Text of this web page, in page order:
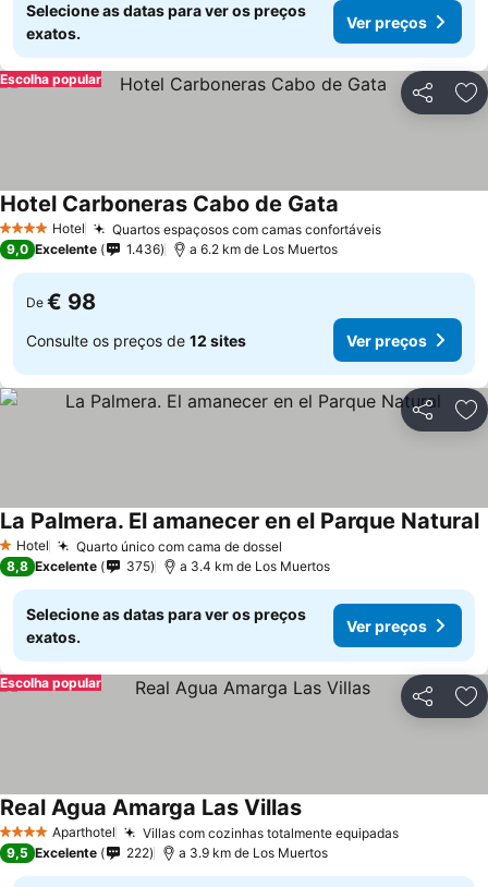
Selecione as datas para ver os preços
exatos.
Ver preços
Partilhar
Escolha popular
4 EstrelasHotel Quartos espaçosos com camas confortáveis
Hotel Carboneras Cabo de Gata
9,0 Excelente 1.436 a 6.2 km de Los Muertos
De € 98
Consulte os preços de 12 sites Ver preços
Partilhar
1 Estrelas
Hotel Quarto único com cama de dossel
La Palmera. El amanecer en el Parque Natural
8,8 Excelente 375 a 3.4 km de Los Muertos
Selecione as datas para ver os preços
exatos.
Ver preços
Partilhar
Escolha popular
4 EstrelasAparthotel Villas com cozinhas totalmente equipadas
Real Agua Amarga Las Villas
9,5 Excelente 222 a 3.9 km de Los Muertos